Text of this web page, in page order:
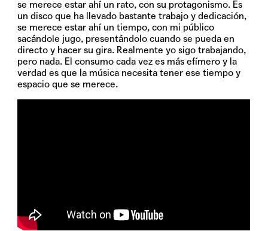
se merece estar ahí un rato, con su protagonismo. Es
un disco que ha llevado bastante trabajo y dedicación,
se merece estar ahí un tiempo, con mi público
sacándole jugo, presentándolo cuando se pueda en
directo y hacer su gira. Realmente yo sigo trabajando,
pero nada. El consumo cada vez es más efímero y la
verdad es que la música necesita tener ese tiempo y
espacio que se merece.